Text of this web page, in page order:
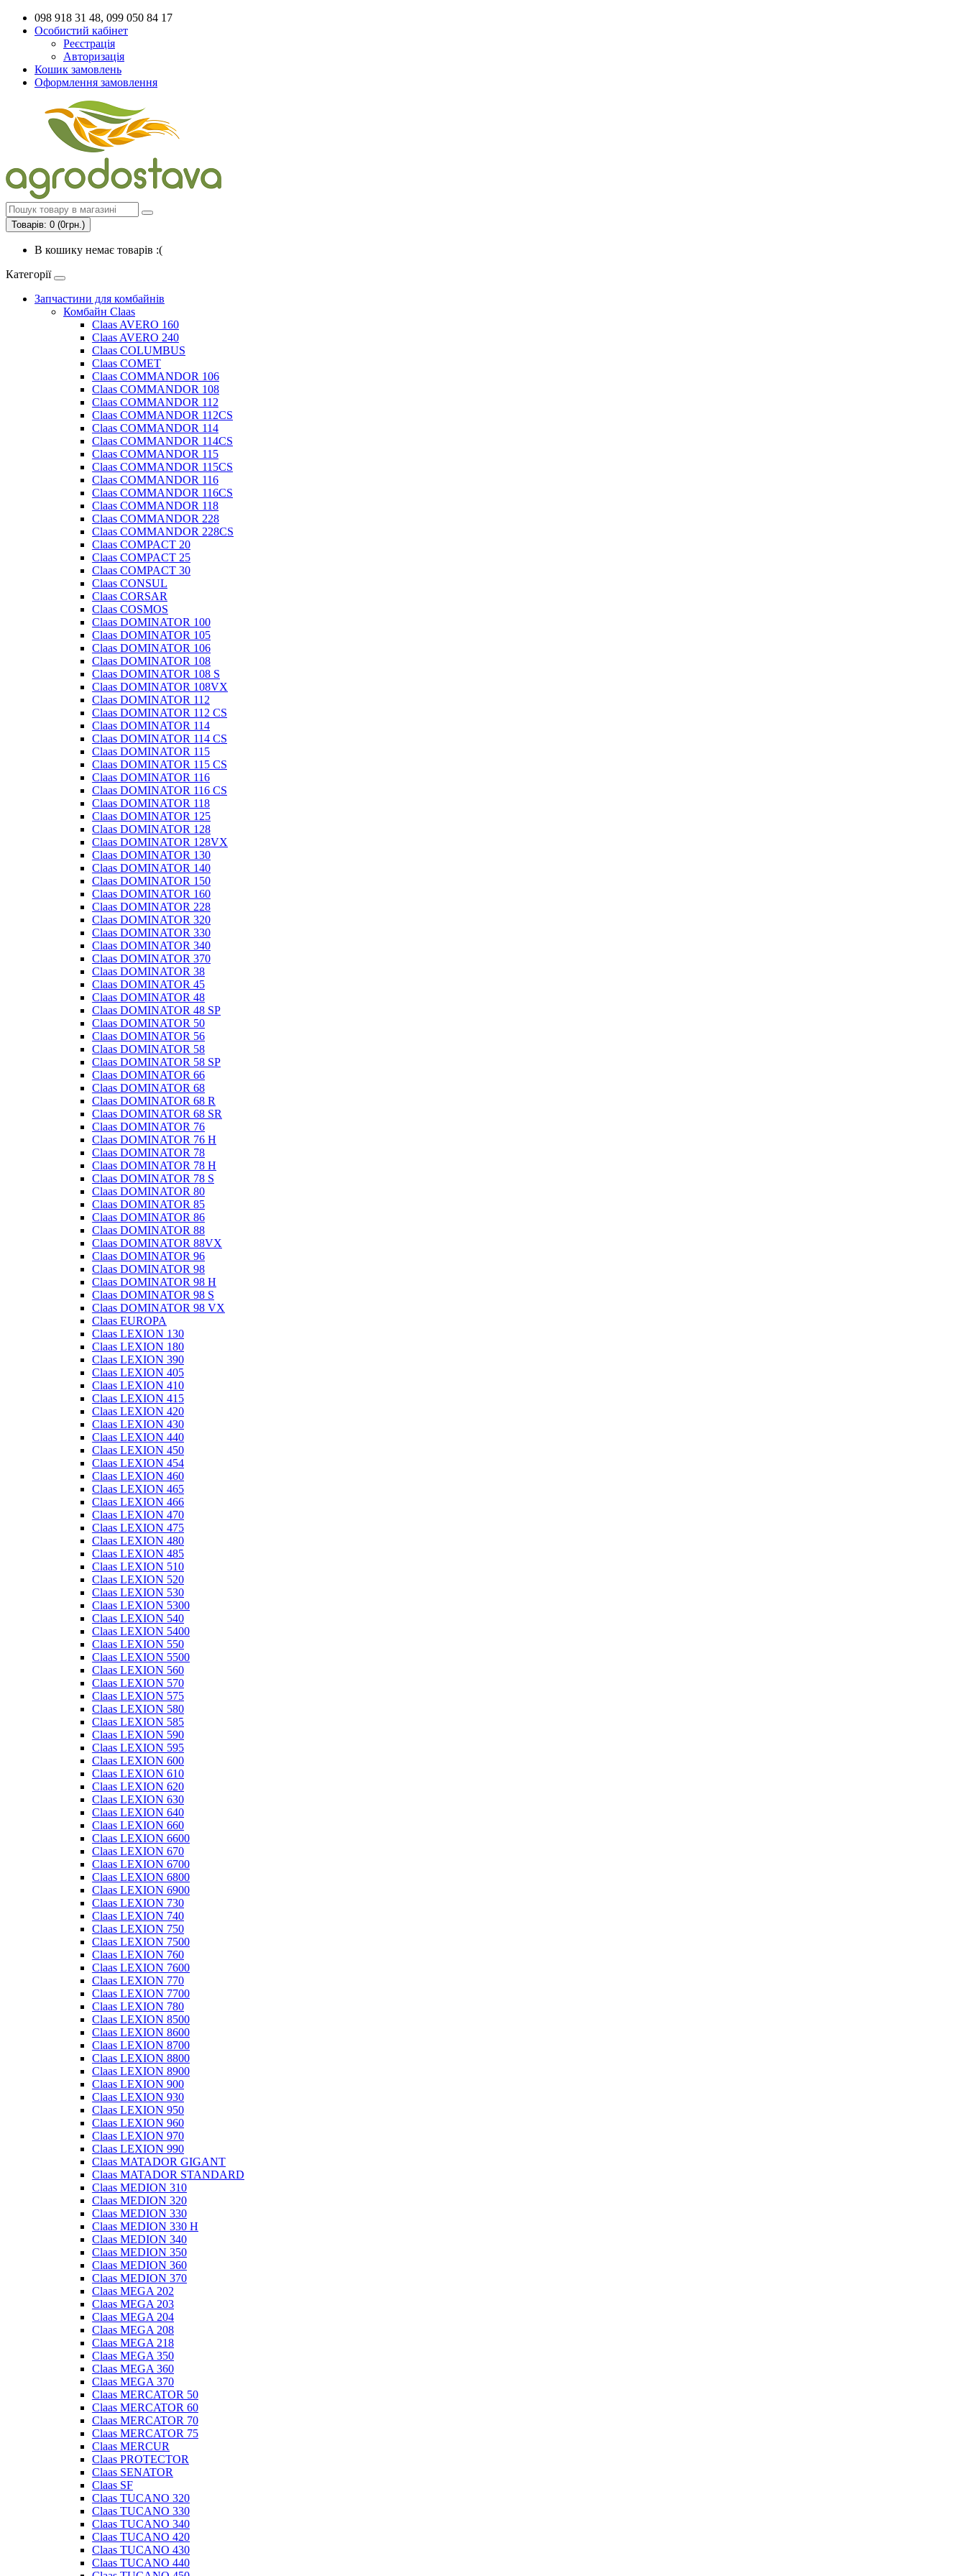
098 918 31 48, 099 050 84 17
Особистий кабінет
Реєстрація
Авторизація
Кошик замовлень
Оформлення замовлення
Товарів: 0 (0грн.)
В кошику немає товарів :(
Категорії
Запчастини для комбайнів
Комбайн Claas
Claas AVERO 160
Claas AVERO 240
Claas COLUMBUS
Claas COMET
Claas COMMANDOR 106
Claas COMMANDOR 108
Claas COMMANDOR 112
Claas COMMANDOR 112CS
Claas COMMANDOR 114
Claas COMMANDOR 114CS
Claas COMMANDOR 115
Claas COMMANDOR 115CS
Claas COMMANDOR 116
Claas COMMANDOR 116CS
Claas COMMANDOR 118
Claas COMMANDOR 228
Claas COMMANDOR 228CS
Claas COMPACT 20
Claas COMPACT 25
Claas COMPACT 30
Claas CONSUL
Claas CORSAR
Claas COSMOS
Claas DOMINATOR 100
Claas DOMINATOR 105
Claas DOMINATOR 106
Claas DOMINATOR 108
Claas DOMINATOR 108 S
Claas DOMINATOR 108VX
Claas DOMINATOR 112
Claas DOMINATOR 112 CS
Claas DOMINATOR 114
Claas DOMINATOR 114 CS
Claas DOMINATOR 115
Claas DOMINATOR 115 CS
Claas DOMINATOR 116
Claas DOMINATOR 116 CS
Claas DOMINATOR 118
Claas DOMINATOR 125
Claas DOMINATOR 128
Claas DOMINATOR 128VX
Claas DOMINATOR 130
Claas DOMINATOR 140
Claas DOMINATOR 150
Claas DOMINATOR 160
Claas DOMINATOR 228
Claas DOMINATOR 320
Claas DOMINATOR 330
Claas DOMINATOR 340
Claas DOMINATOR 370
Claas DOMINATOR 38
Claas DOMINATOR 45
Claas DOMINATOR 48
Claas DOMINATOR 48 SP
Claas DOMINATOR 50
Claas DOMINATOR 56
Claas DOMINATOR 58
Claas DOMINATOR 58 SP
Claas DOMINATOR 66
Claas DOMINATOR 68
Claas DOMINATOR 68 R
Claas DOMINATOR 68 SR
Claas DOMINATOR 76
Claas DOMINATOR 76 H
Claas DOMINATOR 78
Claas DOMINATOR 78 H
Claas DOMINATOR 78 S
Claas DOMINATOR 80
Claas DOMINATOR 85
Claas DOMINATOR 86
Claas DOMINATOR 88
Claas DOMINATOR 88VX
Claas DOMINATOR 96
Claas DOMINATOR 98
Claas DOMINATOR 98 H
Claas DOMINATOR 98 S
Claas DOMINATOR 98 VX
Claas EUROPA
Claas LEXION 130
Claas LEXION 180
Claas LEXION 390
Claas LEXION 405
Claas LEXION 410
Claas LEXION 415
Claas LEXION 420
Claas LEXION 430
Claas LEXION 440
Claas LEXION 450
Claas LEXION 454
Claas LEXION 460
Claas LEXION 465
Claas LEXION 466
Claas LEXION 470
Claas LEXION 475
Claas LEXION 480
Claas LEXION 485
Claas LEXION 510
Claas LEXION 520
Claas LEXION 530
Claas LEXION 5300
Claas LEXION 540
Claas LEXION 5400
Claas LEXION 550
Claas LEXION 5500
Claas LEXION 560
Claas LEXION 570
Claas LEXION 575
Claas LEXION 580
Claas LEXION 585
Claas LEXION 590
Claas LEXION 595
Claas LEXION 600
Claas LEXION 610
Claas LEXION 620
Claas LEXION 630
Claas LEXION 640
Claas LEXION 660
Claas LEXION 6600
Claas LEXION 670
Claas LEXION 6700
Claas LEXION 6800
Claas LEXION 6900
Claas LEXION 730
Claas LEXION 740
Claas LEXION 750
Claas LEXION 7500
Claas LEXION 760
Claas LEXION 7600
Claas LEXION 770
Claas LEXION 7700
Claas LEXION 780
Claas LEXION 8500
Claas LEXION 8600
Claas LEXION 8700
Claas LEXION 8800
Claas LEXION 8900
Claas LEXION 900
Claas LEXION 930
Claas LEXION 950
Claas LEXION 960
Claas LEXION 970
Claas LEXION 990
Claas MATADOR GIGANT
Claas MATADOR STANDARD
Claas MEDION 310
Claas MEDION 320
Claas MEDION 330
Claas MEDION 330 H
Claas MEDION 340
Claas MEDION 350
Claas MEDION 360
Claas MEDION 370
Claas MEGA 202
Claas MEGA 203
Claas MEGA 204
Claas MEGA 208
Claas MEGA 218
Claas MEGA 350
Claas MEGA 360
Claas MEGA 370
Claas MERCATOR 50
Claas MERCATOR 60
Claas MERCATOR 70
Claas MERCATOR 75
Claas MERCUR
Claas PROTECTOR
Claas SENATOR
Claas SF
Claas TUCANO 320
Claas TUCANO 330
Claas TUCANO 340
Claas TUCANO 420
Claas TUCANO 430
Claas TUCANO 440